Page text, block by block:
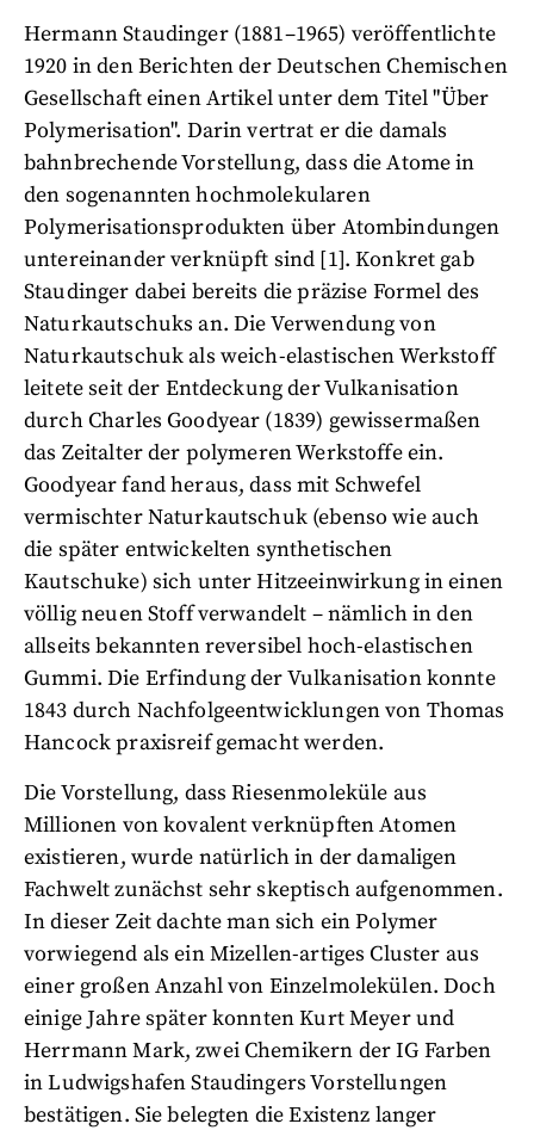
Hermann Staudinger (1881–1965) veröffentlichte
1920 in den Berichten der Deutschen Chemischen
Gesellschaft einen Artikel unter dem Titel "Über
Polymerisation". Darin vertrat er die damals
bahnbrechende Vorstellung, dass die Atome in
den sogenannten hochmolekularen
Polymerisationsprodukten über Atombindungen
untereinander verknüpft sind [1]. Konkret gab
Staudinger dabei bereits die präzise Formel des
Naturkautschuks an. Die Verwendung von
Naturkautschuk als weich-elastischen Werkstoff
leitete seit der Entdeckung der Vulkanisation
durch Charles Goodyear (1839) gewissermaßen
das Zeitalter der polymeren Werkstoffe ein.
Goodyear fand heraus, dass mit Schwefel
vermischter Naturkautschuk (ebenso wie auch
die später entwickelten synthetischen
Kautschuke) sich unter Hitzeeinwirkung in einen
völlig neuen Stoff verwandelt – nämlich in den
allseits bekannten reversibel hoch-elastischen
Gummi. Die Erfindung der Vulkanisation konnte
1843 durch Nachfolgeentwicklungen von Thomas
Hancock praxisreif gemacht werden.
Die Vorstellung, dass Riesenmoleküle aus
Millionen von kovalent verknüpften Atomen
existieren, wurde natürlich in der damaligen
Fachwelt zunächst sehr skeptisch aufgenommen.
In dieser Zeit dachte man sich ein Polymer
vorwiegend als ein Mizellen-artiges Cluster aus
einer großen Anzahl von Einzelmolekülen. Doch
einige Jahre später konnten Kurt Meyer und
Herrmann Mark, zwei Chemikern der IG Farben
in Ludwigshafen Staudingers Vorstellungen
bestätigen. Sie belegten die Existenz langer